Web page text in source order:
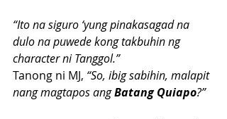
“Ito na siguro ‘yung pinakasagad na
dulo na puwede kong takbuhin ng
character ni Tanggol.”
Tanong ni MJ, “So, ibig sabihin, malapit
nang magtapos ang Batang Quiapo?”